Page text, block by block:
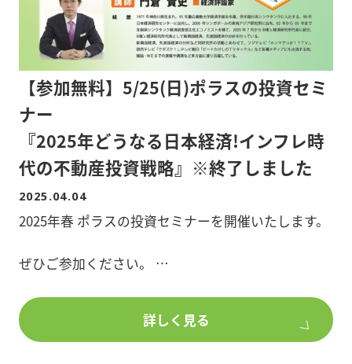
【参加無料】5/25(日)ポラスの投資セミ
ナー
『2025年どうなる日本経済!インフレ時
代の不動産投資戦略』※終了しました
2025.04.04
2025年春 ポラスの投資セミナーを開催いたします。
ぜひご参加ください。
■日時:2025年5月25日(日) 14:00～15:40/開場13:30
■開場:ポラス本社ビル8F(埼玉県越谷市南越谷1-21-
詳しく見る